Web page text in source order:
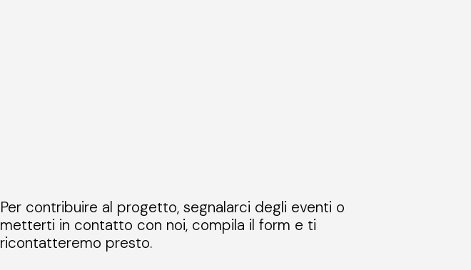
Per contribuire al progetto, segnalarci degli eventi o
metterti in contatto con noi, compila il form e ti
ricontatteremo presto.